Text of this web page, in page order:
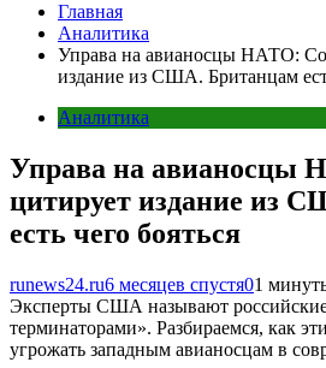
Главная
Аналитика
Управа на авианосцы НАТО:
издание из США. Британцам
Аналитика
Управа на авианосцы
цитирует издание из
есть чего бояться
runews24.ru6 месяцев спустя01
Эксперты США называют
терминаторами». Разбираемся, как
угрожать западным авианосцам в